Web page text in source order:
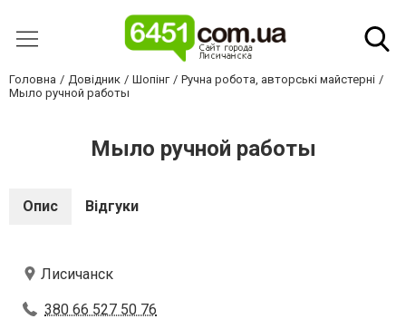
Головна Довідник Шопінг
Ручна робота, авторські майстерні
Мыло ручной работы
Мыло ручной работы
Опис Відгуки
Лисичанск
380 66 527 50 76